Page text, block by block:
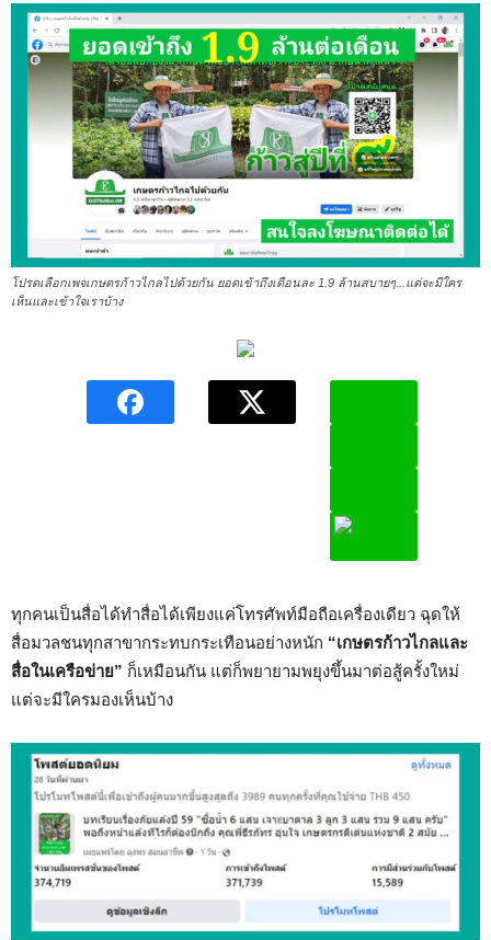
โปรดเลือกเพจเกษตรก้าวไกลไปด้วยกัน ยอดเข้าถึงเดือนละ 1.9 ล้านสบายๆ...แต่จะมีใคร
เห็นและเข้าใจเราบ้าง
ทุกคนเป็นสื่อได้ทำสื่อได้เพียงแค่โทรศัพท์มือถือเครื่องเดียว ฉุดให้
สื่อมวลชนทุกสาขากระทบกระเทือนอย่างหนัก “เกษตรก้าวไกลและ
สื่อในเครือข่าย” ก็เหมือนกัน แต่ก็พยายามพยุงขึ้นมาต่อสู้ครั้งใหม่
แต่จะมีใครมองเห็นบ้าง